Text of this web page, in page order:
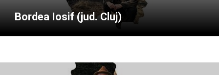
Bordea Iosif (jud. Cluj)